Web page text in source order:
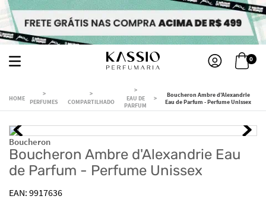
0
PERFUMES COMPARTILHADO
EAU DE
PARFUM
Boucheron Ambre d'Alexandrie
Eau de Parfum - Perfume Unissex
Boucheron
Boucheron Ambre d'Alexandrie Eau
de Parfum - Perfume Unissex
9917636